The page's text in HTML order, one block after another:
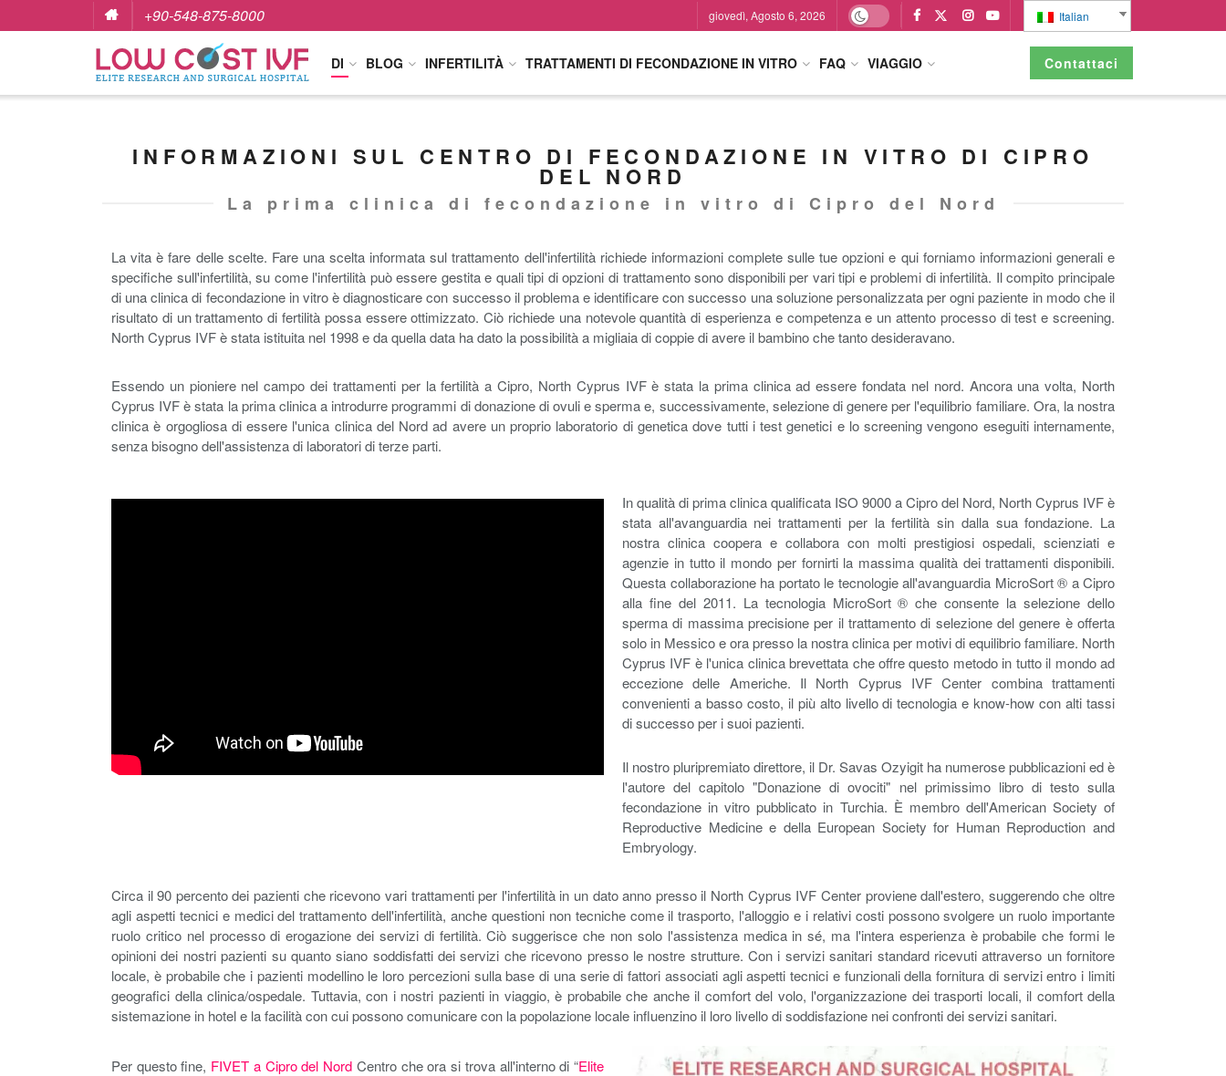
+90-548-875-8000 giovedì, Agosto 6, 2026 Italian
DI BLOG INFERTILITÀ TRATTAMENTI DI FECONDAZIONE IN VITRO FAQ VIAGGIO Contattaci
INFORMAZIONI SUL CENTRO DI FECONDAZIONE IN VITRO DI CIPRO
DEL NORD
La prima clinica di fecondazione in vitro di Cipro del Nord
La vita è fare delle scelte. Fare una scelta informata sul trattamento dell'infertilità richiede informazioni complete sulle tue opzioni e qui forniamo informazioni generali e
specifiche sull'infertilità, su come l'infertilità può essere gestita e quali tipi di opzioni di trattamento sono disponibili per vari tipi e problemi di infertilità. Il compito principale
di una clinica di fecondazione in vitro è diagnosticare con successo il problema e identificare con successo una soluzione personalizzata per ogni paziente in modo che il
risultato di un trattamento di fertilità possa essere ottimizzato. Ciò richiede una notevole quantità di esperienza e competenza e un attento processo di test e screening.
North Cyprus IVF è stata istituita nel 1998 e da quella data ha dato la possibilità a migliaia di coppie di avere il bambino che tanto desideravano.
Essendo un pioniere nel campo dei trattamenti per la fertilità a Cipro, North Cyprus IVF è stata la prima clinica ad essere fondata nel nord. Ancora una volta, North
Cyprus IVF è stata la prima clinica a introdurre programmi di donazione di ovuli e sperma e, successivamente, selezione di genere per l'equilibrio familiare. Ora, la nostra
clinica è orgogliosa di essere l'unica clinica del Nord ad avere un proprio laboratorio di genetica dove tutti i test genetici e lo screening vengono eseguiti internamente,
senza bisogno dell'assistenza di laboratori di terze parti.
In qualità di prima clinica qualificata ISO 9000 a Cipro del Nord, North Cyprus IVF è
stata all'avanguardia nei trattamenti per la fertilità sin dalla sua fondazione. La
nostra clinica coopera e collabora con molti prestigiosi ospedali, scienziati e
agenzie in tutto il mondo per fornirti la massima qualità dei trattamenti disponibili.
Questa collaborazione ha portato le tecnologie all'avanguardia MicroSort ® a Cipro
alla fine del 2011. La tecnologia MicroSort ® che consente la selezione dello
sperma di massima precisione per il trattamento di selezione del genere è offerta
solo in Messico e ora presso la nostra clinica per motivi di equilibrio familiare. North
Cyprus IVF è l'unica clinica brevettata che offre questo metodo in tutto il mondo ad
eccezione delle Americhe. Il North Cyprus IVF Center combina trattamenti
convenienti a basso costo, il più alto livello di tecnologia e know-how con alti tassi
di successo per i suoi pazienti.
Il nostro pluripremiato direttore, il Dr. Savas Ozyigit ha numerose pubblicazioni ed è
l'autore del capitolo "Donazione di ovociti" nel primissimo libro di testo sulla
fecondazione in vitro pubblicato in Turchia. È membro dell'American Society of
Reproductive Medicine e della European Society for Human Reproduction and
Embryology.
Circa il 90 percento dei pazienti che ricevono vari trattamenti per l'infertilità in un dato anno presso il North Cyprus IVF Center proviene dall'estero, suggerendo che oltre
agli aspetti tecnici e medici del trattamento dell'infertilità, anche questioni non tecniche come il trasporto, l'alloggio e i relativi costi possono svolgere un ruolo importante
ruolo critico nel processo di erogazione dei servizi di fertilità. Ciò suggerisce che non solo l'assistenza medica in sé, ma l'intera esperienza è probabile che formi le
opinioni dei nostri pazienti su quanto siano soddisfatti dei servizi che ricevono presso le nostre strutture. Con i servizi sanitari standard ricevuti attraverso un fornitore
locale, è probabile che i pazienti modellino le loro percezioni sulla base di una serie di fattori associati agli aspetti tecnici e funzionali della fornitura di servizi entro i limiti
geografici della clinica/ospedale. Tuttavia, con i nostri pazienti in viaggio, è probabile che anche il comfort del volo, l'organizzazione dei trasporti locali, il comfort della
sistemazione in hotel e la facilità con cui possono comunicare con la popolazione locale influenzino il loro livello di soddisfazione nei confronti dei servizi sanitari.
Per questo fine, FIVET a Cipro del Nord Centro che ora si trova all'interno di “Elite